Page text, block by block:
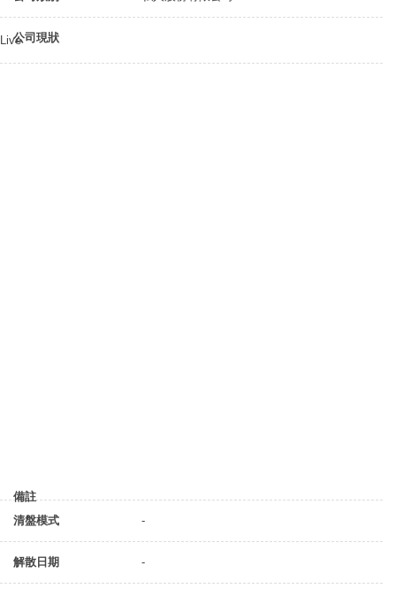
公司現狀
Live
備註
清盤模式
-
解散日期 -